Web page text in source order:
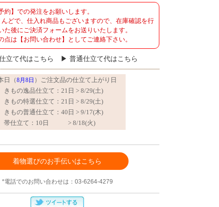
約】での発注をお願いします。
どで、仕入れ商品もございますので、在庫確認を行
た後にご決済フォームをお送りいたします。
点は【お問い合わせ】としてご連絡下さい。
立て代はこちら 普通仕立て代はこちら
着物選びのお手伝いはこちら
*電話でのお問い合わせは：03-6264-4279